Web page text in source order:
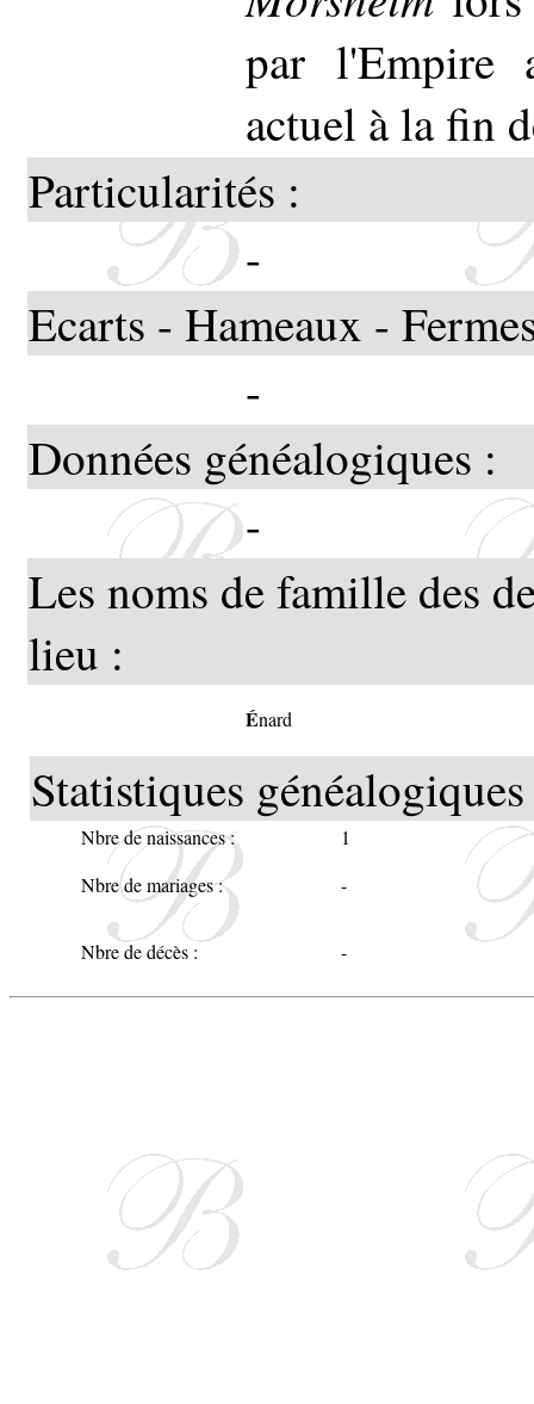
par l'Empire
actuel à la fin
Particularités :
-
Ecarts - Hameaux -
-
Données généalogiques :
-
Les noms de famille des
lieu :
Énard
Statistiques
Nbre de naissances :
1
Nbre de mariages :
-
Nbre de décès : -